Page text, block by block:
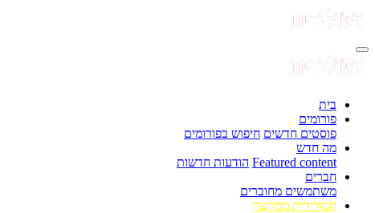
בית
פורומים
פוסטים חדשים חיפוש בפורומים
מה חדש
Featured content הודעות חדשות
חברים
משתמשים מחוברים
הסולידית ממליצה